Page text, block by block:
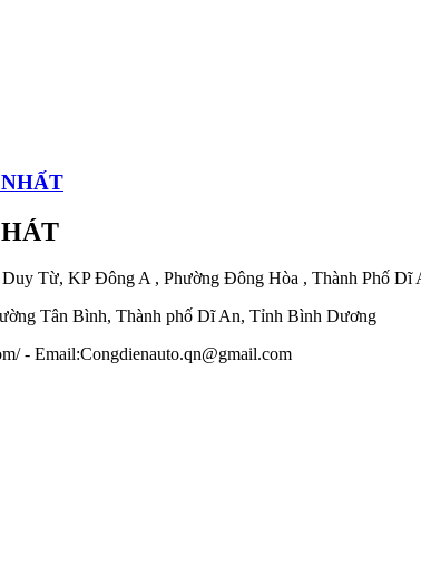
Từ, KP Đông A , Phường Đông Hòa , Thành Phố
Tân Bình, Thành phố Dĩ An, Tỉnh Bình Dương
- Email:Congdienauto.qn@gmail.com